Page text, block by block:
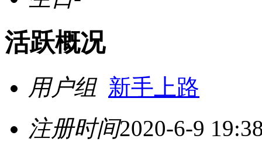
活跃概况
用户组 新手上路
注册时间2020-6-9